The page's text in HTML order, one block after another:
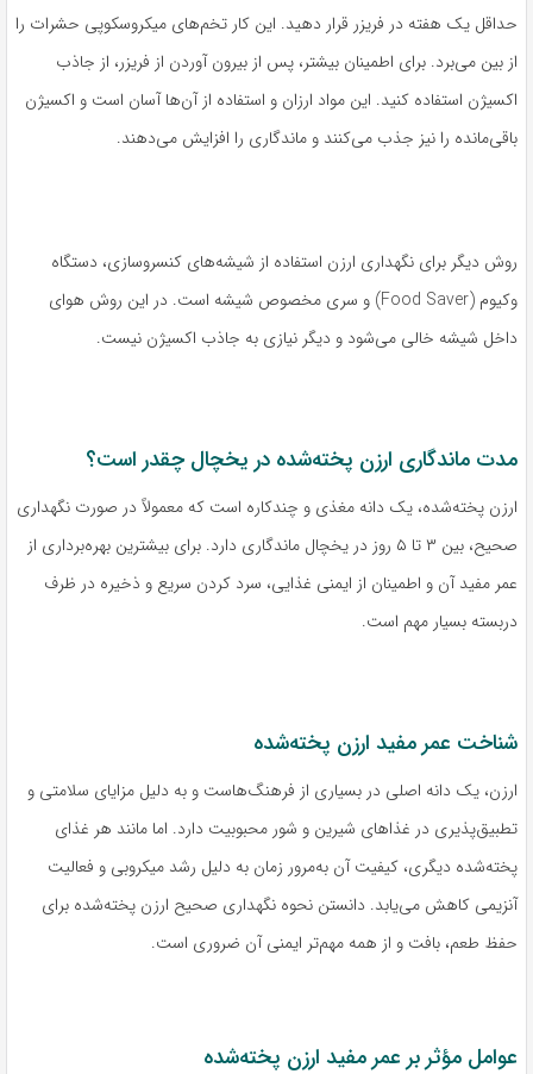
حداقل یک هفته در فریزر قرار دهید. این کار تخم‌های میکروسکوپی حشرات را
از بین می‌برد. برای اطمینان بیشتر، پس از بیرون آوردن از فریزر، از جاذب
اکسیژن استفاده کنید. این مواد ارزان و استفاده از آن‌ها آسان است و اکسیژن
باقی‌مانده را نیز جذب می‌کنند و ماندگاری را افزایش می‌دهند.
روش دیگر برای نگهداری ارزن استفاده از شیشه‌های کنسروسازی، دستگاه
وکیوم (Food Saver) و سری مخصوص شیشه است. در این روش هوای
داخل شیشه خالی می‌شود و دیگر نیازی به جاذب اکسیژن نیست.
مدت ماندگاری ارزن پخته‌شده در یخچال چقدر است؟
ارزن پخته‌شده، یک دانه مغذی و چندکاره است که معمولاً در صورت نگهداری
صحیح، بین ۳ تا ۵ روز در یخچال ماندگاری دارد. برای بیشترین بهره‌برداری از
عمر مفید آن و اطمینان از ایمنی غذایی، سرد کردن سریع و ذخیره در ظرف
دربسته بسیار مهم است.
شناخت عمر مفید ارزن پخته‌شده
ارزن، یک دانه اصلی در بسیاری از فرهنگ‌هاست و به دلیل مزایای سلامتی و
تطبیق‌پذیری در غذاهای شیرین و شور محبوبیت دارد. اما مانند هر غذای
پخته‌شده دیگری، کیفیت آن به‌مرور زمان به دلیل رشد میکروبی و فعالیت
آنزیمی کاهش می‌یابد. دانستن نحوه نگهداری صحیح ارزن پخته‌شده برای
حفظ طعم، بافت و از همه مهم‌تر ایمنی آن ضروری است.
عوامل مؤثر بر عمر مفید ارزن پخته‌شده